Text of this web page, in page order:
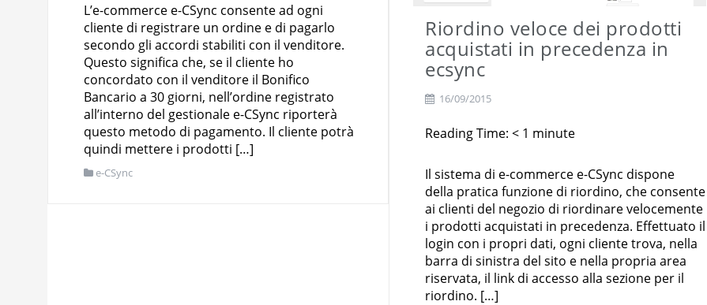
L’e-commerce e-CSync consente ad ogni
cliente di registrare un ordine e di pagarlo
secondo gli accordi stabiliti con il venditore.
Questo significa che, se il cliente ho
concordato con il venditore il Bonifico
Bancario a 30 giorni, nell’ordine registrato
all’interno del gestionale e-CSync riporterà
questo metodo di pagamento. Il cliente potrà
quindi mettere i prodotti […]
e-CSync
Riordino veloce dei prodotti
acquistati in precedenza in
ecsync
16/09/2015
Reading Time: < 1 minute
Il sistema di e-commerce e-CSync dispone
della pratica funzione di riordino, che consente
ai clienti del negozio di riordinare velocemente
i prodotti acquistati in precedenza. Effettuato il
login con i propri dati, ogni cliente trova, nella
barra di sinistra del sito e nella propria area
riservata, il link di accesso alla sezione per il
riordino. […]